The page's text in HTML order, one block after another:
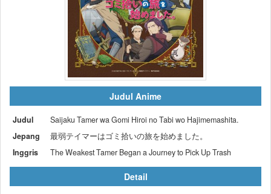
Judul Anime
Judul
Saijaku Tamer wa Gomi Hiroi no Tabi wo Hajimemashita.
Jepang
最弱テイマーはゴミ拾いの旅を始めました。
Inggris
The Weakest Tamer Began a Journey to Pick Up Trash
Detail